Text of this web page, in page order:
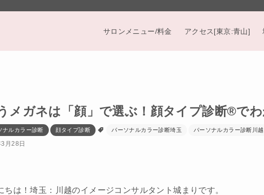
サロンメニュー/料金 アクセス[東京:青山]
メガネは「顔」で選ぶ！顔タイプ診断®︎で
ナルカラー診断 顔タイプ診断 パーソナルカラー診断埼玉 パーソナルカラー診断川越
月28日
ちは！埼玉：川越のイメージコンサルタント城まりです。